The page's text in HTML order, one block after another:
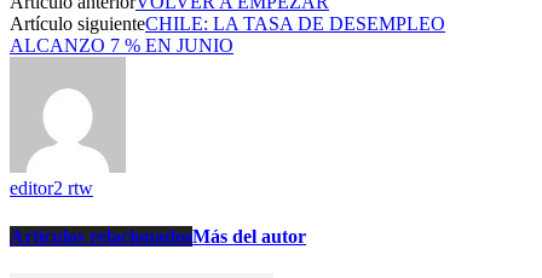
Artículo siguienteCHILE: LA TASA DE DESEMPLEO
ALCANZO 7 % EN JUNIO
editor2 rtw
Artículos relacionadosMás del autor